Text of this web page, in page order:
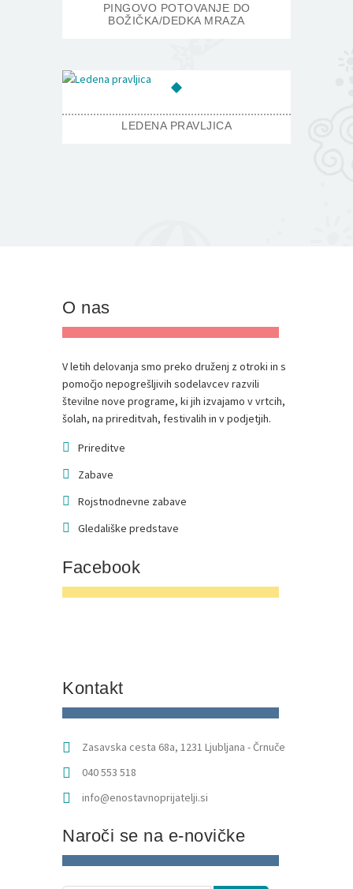
PINGOVO POTOVANJE DO
BOŽIČKA/DEDKA MRAZA
LEDENA PRAVLJICA
O nas
V letih delovanja smo preko druženj z otroki in s
pomočjo nepogrešljivih sodelavcev razvili
številne nove programe, ki jih izvajamo v vrtcih,
šolah, na prireditvah, festivalih in v podjetjih.
Prireditve
Zabave
Rojstnodnevne zabave
Gledališke predstave
Facebook
Kontakt
Zasavska cesta 68a, 1231 Ljubljana - Črnuče
040 553 518
info@enostavnoprijatelji.si
Naroči se na e-novičke